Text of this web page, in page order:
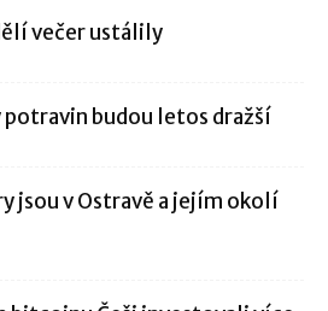
večer ustálily
budou letos dražší
jsou v Ostravě a jejím okolí